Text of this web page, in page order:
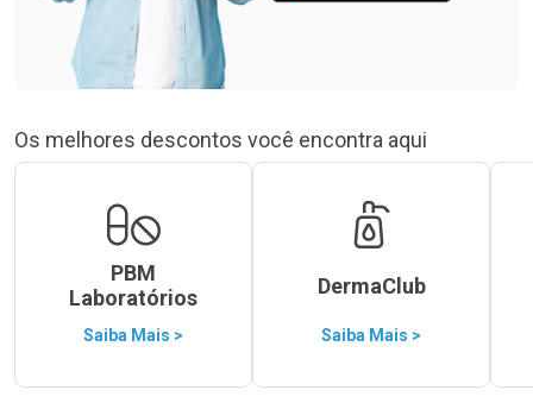
Os melhores descontos você encontra aqui
PBM
Laboratórios
Saiba Mais >
DermaClub
Saiba Mais >